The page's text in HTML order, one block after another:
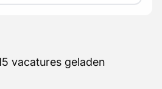
vacatures geladen